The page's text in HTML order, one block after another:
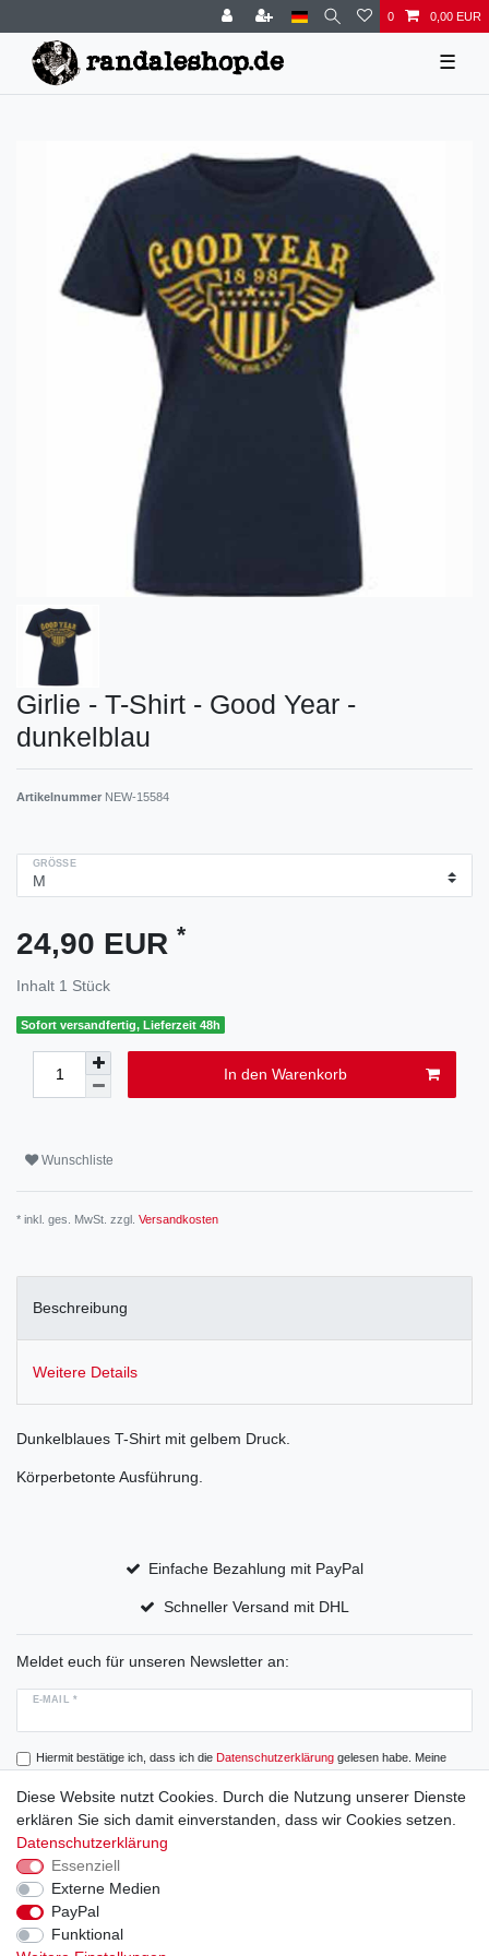
0 0,00 EUR
☰
Girlie - T-Shirt - Good Year -
dunkelblau
Artikelnummer NEW-15584
GRÖSSE
24,90 EUR *
Inhalt 1 Stück
Sofort versandfertig, Lieferzeit 48h
In den Warenkorb
Wunschliste
* inkl. ges. MwSt. zzgl. Versandkosten
Beschreibung
Weitere Details
Dunkelblaues T-Shirt mit gelbem Druck.
Körperbetonte Ausführung.
Einfache Bezahlung mit PayPal
Schneller Versand mit DHL
Meldet euch für unseren Newsletter an:
E-MAIL *
Hiermit bestätige ich, dass ich die Daten­schutz­erklärunggelesen habe. Meine
Einwilligung kann ich jederzeit widerrufen.
Abonnieren
Widerrufs­recht
Diese Website nutzt Cookies. Durch die Nutzung unserer Dienste
erklären Sie sich damit einverstanden, dass wir Cookies setzen.
Datenschutzerklärung
Essenziell
Externe Medien
PayPal
Funktional